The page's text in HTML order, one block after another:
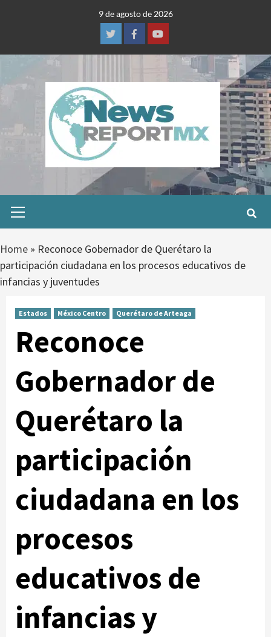
9 de agosto de 2026
TwitterFacebookYoutube
Menu
Home » Reconoce Gobernador de Querétaro la
participación ciudadana en los procesos educativos de
infancias y juventudes
Estados México Centro Querétaro de Arteaga
Reconoce
Gobernador de
Querétaro la
participación
ciudadana en los
procesos
educativos de
infancias y